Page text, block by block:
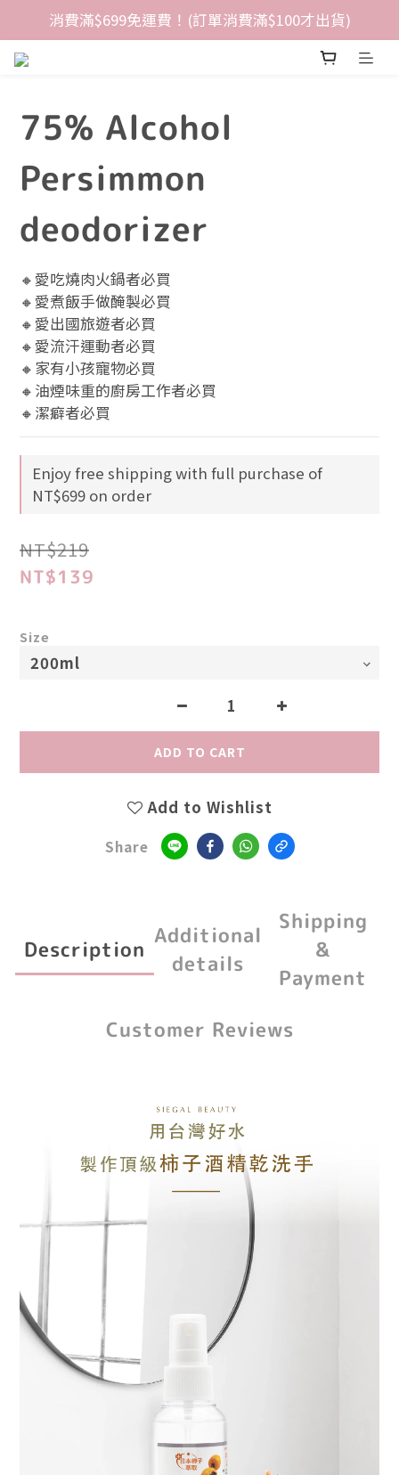
消費滿$699免運費！(訂單消費滿$100才出貨)
75% Alcohol
Persimmon
deodorizer
🔸愛吃燒肉火鍋者必買
🔸愛煮飯手做醃製必買
🔸愛出國旅遊者必買
🔸愛流汗運動者必買
🔸家有小孩寵物必買
🔸油煙味重的廚房工作者必買
🔸潔癖者必買
Enjoy free shipping with full purchase of
NT$699 on order
NT$219
NT$139
Size
ADD TO CART
Add to Wishlist
Share
Description
Additional
details
Shipping
&
Payment
Customer Reviews